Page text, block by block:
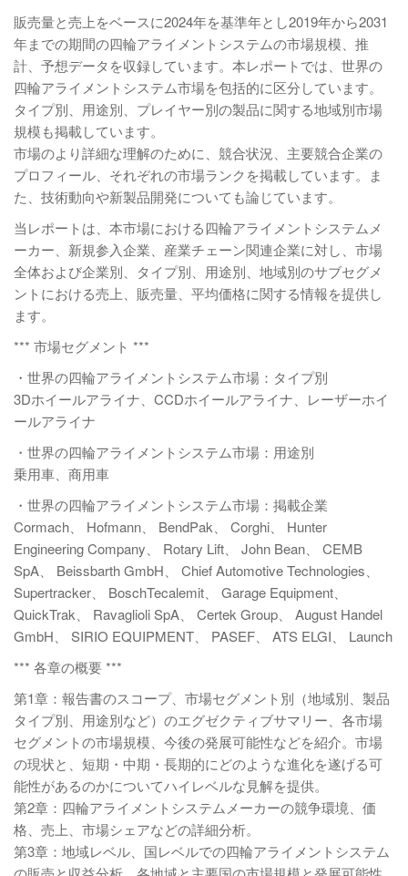
販売量と売上をベースに2024年を基準年とし2019年から2031
年までの期間の四輪アライメントシステムの市場規模、推
計、予想データを収録しています。本レポートでは、世界の
四輪アライメントシステム市場を包括的に区分しています。
タイプ別、用途別、プレイヤー別の製品に関する地域別市場
規模も掲載しています。
市場のより詳細な理解のために、競合状況、主要競合企業の
プロフィール、それぞれの市場ランクを掲載しています。ま
た、技術動向や新製品開発についても論じています。
当レポートは、本市場における四輪アライメントシステムメ
ーカー、新規参入企業、産業チェーン関連企業に対し、市場
全体および企業別、タイプ別、用途別、地域別のサブセグメ
ントにおける売上、販売量、平均価格に関する情報を提供し
ます。
*** 市場セグメント ***
・世界の四輪アライメントシステム市場：タイプ別
3Dホイールアライナ、CCDホイールアライナ、レーザーホイ
ールアライナ
・世界の四輪アライメントシステム市場：用途別
乗用車、商用車
・世界の四輪アライメントシステム市場：掲載企業
Cormach、 Hofmann、 BendPak、 Corghi、 Hunter
Engineering Company、 Rotary Lift、 John Bean、 CEMB
SpA、 Beissbarth GmbH、 Chief Automotive Technologies、
Supertracker、 BoschTecalemit、 Garage Equipment、
QuickTrak、 Ravaglioli SpA、 Certek Group、 August Handel
GmbH、 SIRIO EQUIPMENT、 PASEF、 ATS ELGI、 Launch
*** 各章の概要 ***
第1章：報告書のスコープ、市場セグメント別（地域別、製品
タイプ別、用途別など）のエグゼクティブサマリー、各市場
セグメントの市場規模、今後の発展可能性などを紹介。市場
の現状と、短期・中期・長期的にどのような進化を遂げる可
能性があるのかについてハイレベルな見解を提供。
第2章：四輪アライメントシステムメーカーの競争環境、価
格、売上、市場シェアなどの詳細分析。
第3章：地域レベル、国レベルでの四輪アライメントシステム